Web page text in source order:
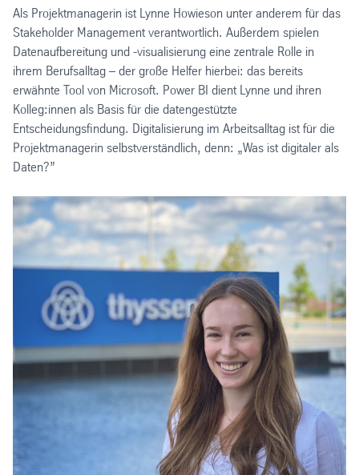
Als Projektmanagerin ist Lynne Howieson unter anderem für das
Stakeholder Management verantwortlich. Außerdem spielen
Datenaufbereitung und -visualisierung eine zentrale Rolle in
ihrem Berufsalltag – der große Helfer hierbei: das bereits
erwähnte Tool von Microsoft. Power BI dient Lynne und ihren
Kolleg:innen als Basis für die datengestützte
Entscheidungsfindung. Digitalisierung im Arbeitsalltag ist für die
Projektmanagerin selbstverständlich, denn: „Was ist digitaler als
Daten?”